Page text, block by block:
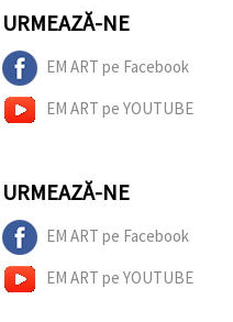
URMEAZĂ-NE
EM ART pe Facebook
EM ART pe YOUTUBE
URMEAZĂ-NE
EM ART pe Facebook
EM ART pe YOUTUBE